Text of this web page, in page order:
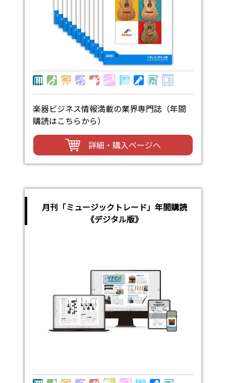
楽器ビジネス情報満載の業界専門誌（年間
購読はこちらから）
詳細・購入ページへ
月刊「ミュージックトレード」年間購読
《デジタル版》